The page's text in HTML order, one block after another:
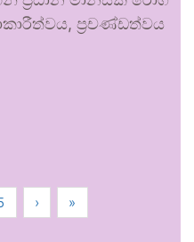
ප්‍රචණ්ඩත්වය
› »